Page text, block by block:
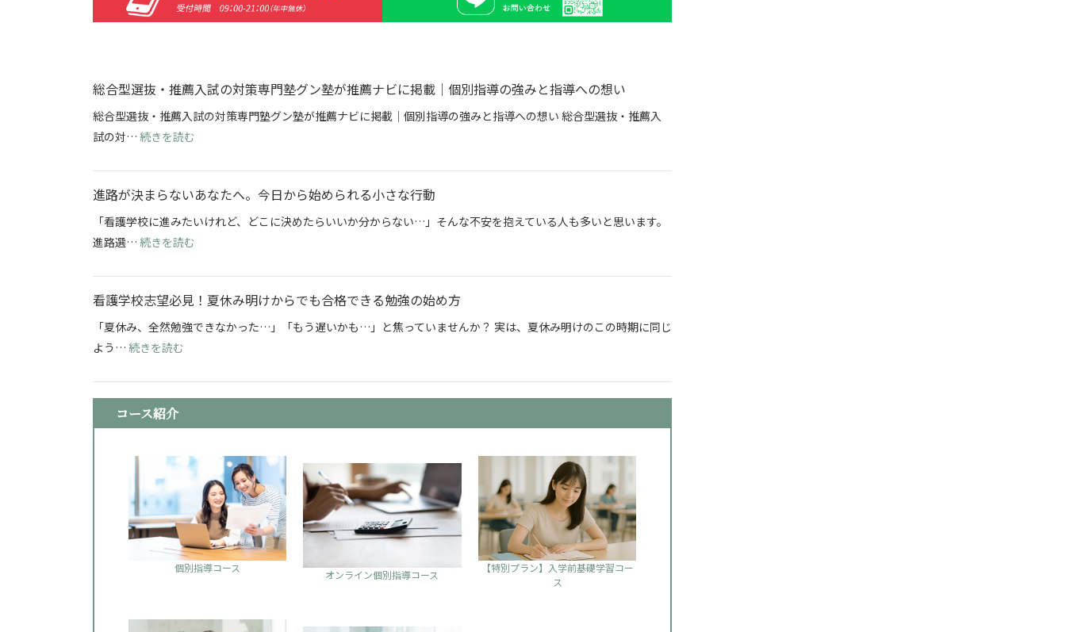
総合型選抜・推薦入試の対策専門塾グン塾が推薦ナビに掲載｜個別指導の強みと指導への想い
総合型選抜・推薦入試の対策専門塾グン塾が推薦ナビに掲載｜個別指導の強みと指導への想い 総合型選抜・推薦入
試の対… 続きを読む
進路が決まらないあなたへ。今日から始められる小さな行動
「看護学校に進みたいけれど、どこに決めたらいいか分からない…」そんな不安を抱えている人も多いと思います。
進路選… 続きを読む
看護学校志望必見！夏休み明けからでも合格できる勉強の始め方
「夏休み、全然勉強できなかった…」「もう遅いかも…」と焦っていませんか？ 実は、夏休み明けのこの時期に同じ
よう… 続きを読む
コース紹介
個別指導コース
オンライン個別指導コース
【特別プラン】入学前基礎学習コー
ス